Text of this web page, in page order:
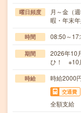
曜日頻度
月～金（
暇・年末
時間 08:50～
期間
2026年10
ひ！ ※10
時給 時給2000
交通費
全額支給